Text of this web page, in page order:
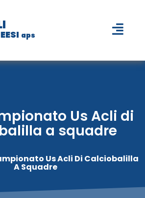
aps
Us Acli di
a squadre
Us Acli Di Calciobalilla
A Squadre